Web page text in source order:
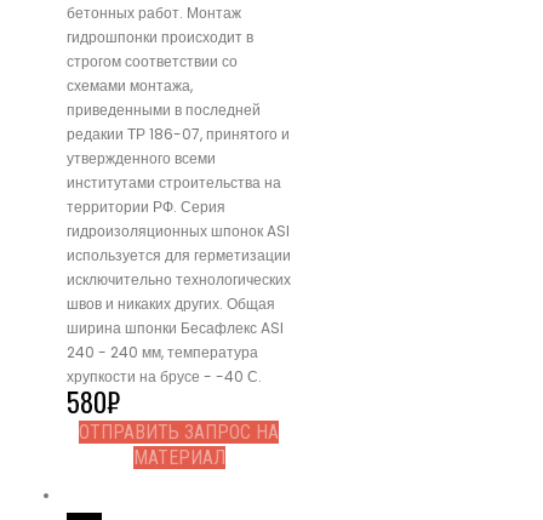
бетонных работ. Монтаж
гидрошпонки происходит в
строгом соответствии со
схемами монтажа,
приведенными в последней
редакии ТР 186-07, принятого и
утвержденного всеми
институтами строительства на
территории РФ. Серия
гидроизоляционных шпонок ASI
используется для герметизации
исключительно технологических
швов и никаких других. Общая
ширина шпонки Бесафлекс ASI
240 - 240 мм, температура
хрупкости на брусе - -40 С.
580₽
ОТПРАВИТЬ ЗАПРОС НА
МАТЕРИАЛ